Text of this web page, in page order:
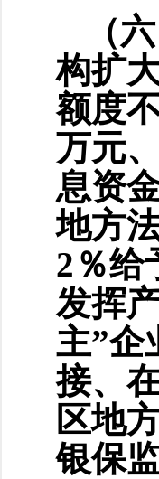
（
构扩
额度
万元
息资
地方
2％给
发挥
主”企
接、
区地
银保